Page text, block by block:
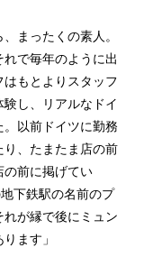
まったくの素人。
で毎年のように出
もとよりスタッフ
し、リアルなドイ
以前ドイツに勤務
、たまたま店の前
の前に掲げてい
下鉄駅の名前のプ
が縁で後にミュン
ます」